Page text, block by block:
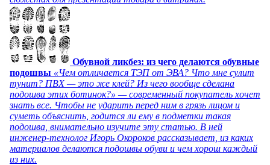
Обувной ликбез: из чего делаются обувные
подошвы «Чем отличается ТЭП от ЭВА? Что мне сулит
тунит? ПВХ — это же клей? Из чего вообще сделана
подошва этих ботинок?» — современный покупатель хочет
знать все. Чтобы не ударить перед ним в грязь лицом и
суметь объяснить, годится ли ему в подметки такая
подошва, внимательно изучите эту статью. В ней
инженер-технолог Игорь Окороков рассказывает, из каких
материалов делаются подошвы обуви и чем хорош каждый
из них.